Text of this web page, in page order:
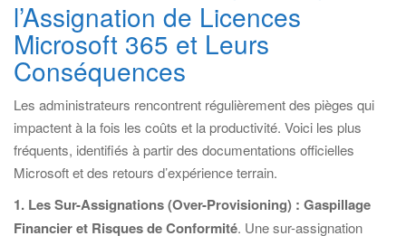
l’Assignation de Licences
Microsoft 365 et Leurs
Conséquences
Les administrateurs rencontrent régulièrement des pièges qui
impactent à la fois les coûts et la productivité. Voici les plus
fréquents, identifiés à partir des documentations officielles
Microsoft et des retours d’expérience terrain.
1. Les Sur-Assignations (Over-Provisioning) : Gaspillage
Financier et Risques de Conformité. Une sur-assignation